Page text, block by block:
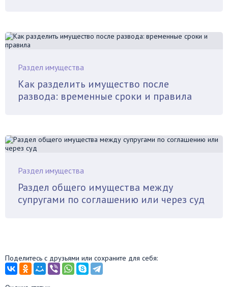
Раздел имущества
Как разделить имущество после
развода: временные сроки и правила
Раздел имущества
Раздел общего имущества между
супругами по соглашению или через суд
Поделитесь с друзьями или сохраните для себя: